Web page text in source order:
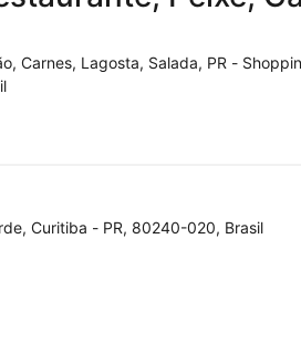
Carnes, Lagosta, Salada, PR -
Curitiba - PR, 80240-020, Brasil